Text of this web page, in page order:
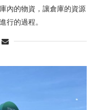
內的物資，讓倉庫的資源
行的過程。